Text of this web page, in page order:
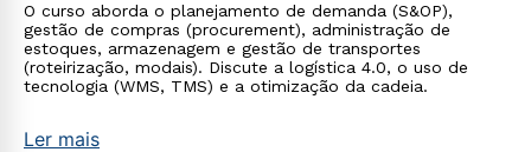
O curso aborda o planejamento de demanda (S&OP),
gestão de compras (procurement), administração de
estoques, armazenagem e gestão de transportes
(roteirização, modais). Discute a logística 4.0, o uso de
tecnologia (WMS, TMS) e a otimização da cadeia.
Ler mais